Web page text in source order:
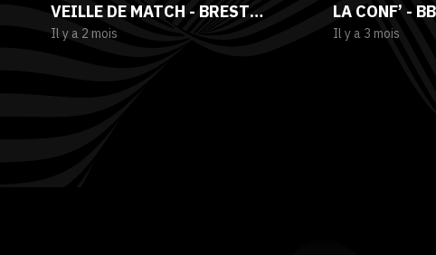
VEILLE DE MATCH - BREST
BRETAGNE HANDBALL VS SAMBRE
Il y a 2 mois
LA CONF’ -
(JOURNÉE 24)
Il y a 3 mois